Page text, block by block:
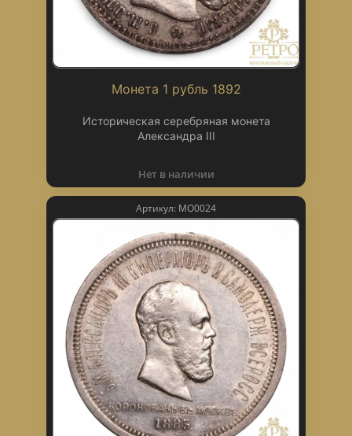
Монета 1 рубль 1892
Историческая серебряная монета
Александра III
Нет в наличии
Артикул: МО0024